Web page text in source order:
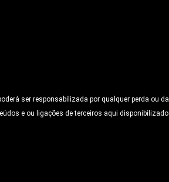
ser responsabilizada por qualquer perda ou
e ou ligações de terceiros aqui